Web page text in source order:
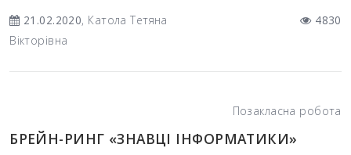
21.02.2020, Катола Тетяна
Вікторівна
4830
Позакласна робота
БРЕЙН-РИНГ «ЗНАВЦІ ІНФОРМАТИКИ»